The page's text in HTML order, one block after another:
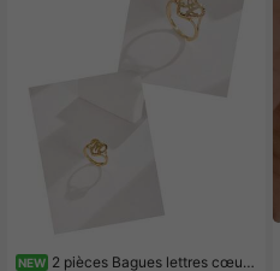
NEW 2 pièces Bagues lettres cœur